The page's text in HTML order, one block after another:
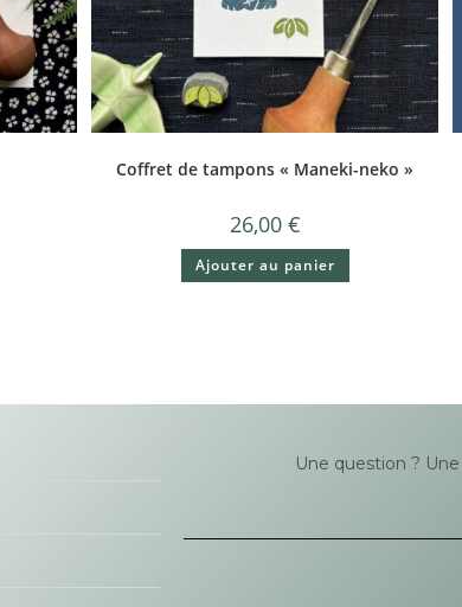
Coffret de tampons « Maneki-neko »
26,00 €
Ajouter au panier
Une question ?